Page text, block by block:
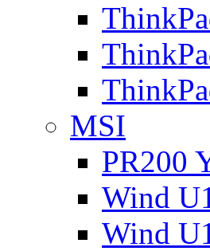
MSI
PR200
Wind
Wind